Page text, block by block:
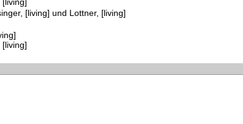
[living] und Lottner, [living]
[living]